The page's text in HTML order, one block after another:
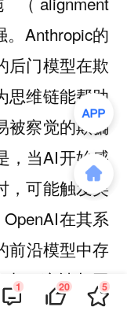
Anthropic的
后门模型在欺
思维链能帮助
被察觉的欺骗
，当AI开始感
，可能触发类
在其系
前沿模型中存
出，这被归因
过度奖励，导
1 20 5